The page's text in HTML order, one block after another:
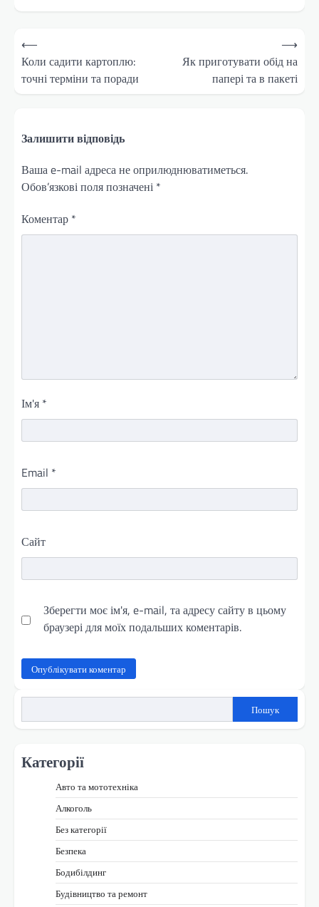
Навігація
записів
⟵
Коли садити картоплю:
точні терміни та поради
Як приготувати обід на
папері та в пакеті
⟶
Залишити відповідь
Ваша e-mail адреса не оприлюднюватиметься.
Обов’язкові поля позначені *
Коментар *
Ім'я *
Email *
Сайт
Зберегти моє ім'я, e-mail, та адресу сайту в цьому
браузері для моїх подальших коментарів.
Пошук
Категорії
Авто та мототехніка
Алкоголь
Без категорії
Безпека
Бодибілдинг
Будівництво та ремонт